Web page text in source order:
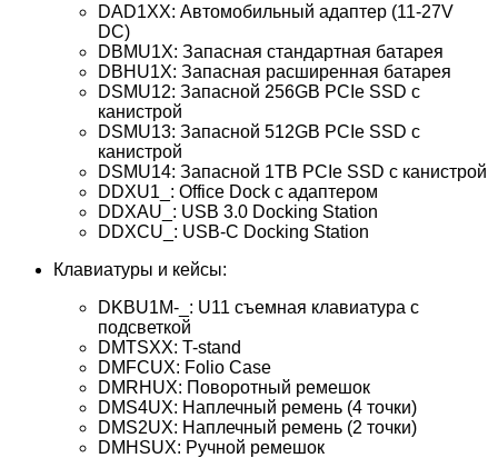
DAD1XX: Автомобильный адаптер (11-27V
DC)
DBMU1X: Запасная стандартная батарея
DBHU1X: Запасная расширенная батарея
DSMU12: Запасной 256GB PCIe SSD с
канистрой
DSMU13: Запасной 512GB PCIe SSD с
канистрой
DSMU14: Запасной 1TB PCIe SSD с канистрой
DDXU1_: Office Dock с адаптером
DDXAU_: USB 3.0 Docking Station
DDXCU_: USB-C Docking Station
Клавиатуры и кейсы:
DKBU1M-_: U11 съемная клавиатура с
подсветкой
DMTSXX: T-stand
DMFCUX: Folio Case
DMRHUX: Поворотный ремешок
DMS4UX: Наплечный ремень (4 точки)
DMS2UX: Наплечный ремень (2 точки)
DMHSUX: Ручной ремешок